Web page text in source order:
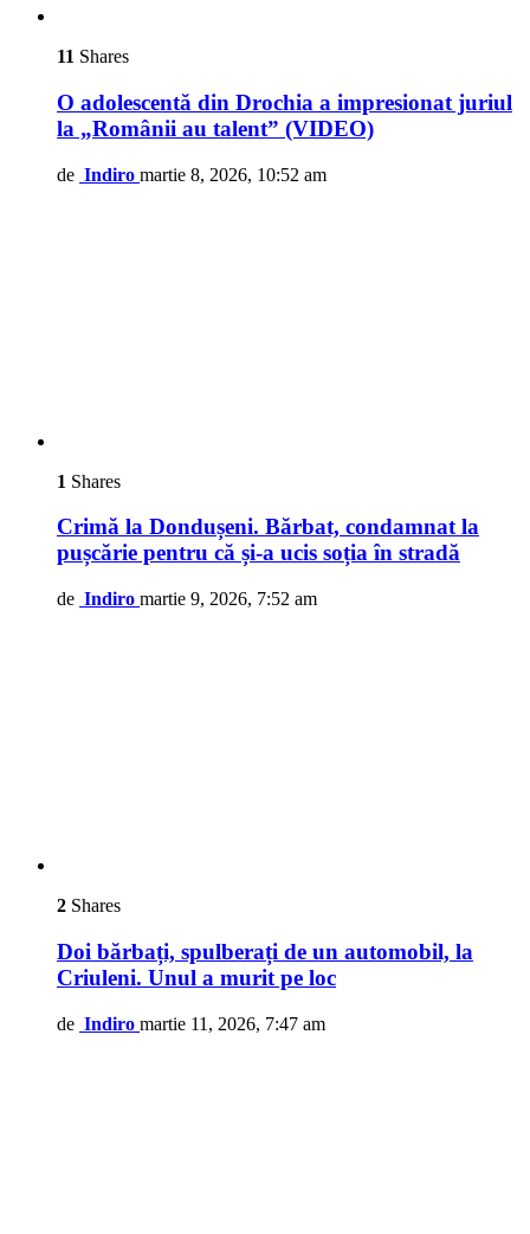
11 Shares
O adolescentă din Drochia a impresionat juriul
la „Românii au talent” (VIDEO)
de Indiro martie 8, 2026, 10:52 am
1 Shares
Crimă la Dondușeni. Bărbat, condamnat la
pușcărie pentru că și-a ucis soția în stradă
de Indiro martie 9, 2026, 7:52 am
2 Shares
Doi bărbați, spulberați de un automobil, la
Criuleni. Unul a murit pe loc
de Indiro martie 11, 2026, 7:47 am